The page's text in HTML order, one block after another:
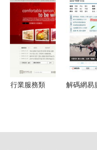
7-11進軍印
度、2021
年50佳餐廳
榜單揭曉、
星巴克中國
秋日限定上
展期 關
VPN服務
品等四大
分領域
行業服務類
解碼網易